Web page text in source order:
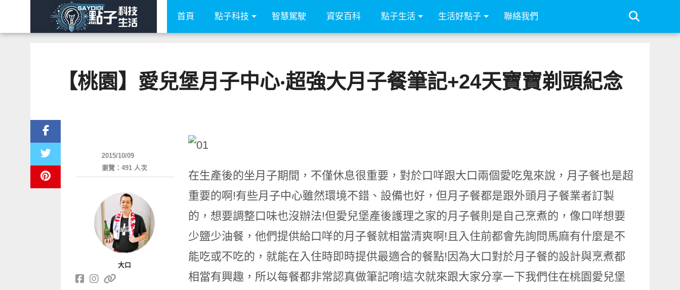
首頁 點子科技 智慧駕駛 資安百科 點子生活 生活好點子 聯絡我們
【桃園】愛兒堡月子中心‧超強大月子餐筆記+24天寶寶剃頭紀念
在生產後的坐月子期間，不僅休息很重要，對於口咩跟大口兩個愛吃鬼來說，月子餐也是超
重要的啊!有些月子中心雖然環境不錯、設備也好，但月子餐都是跟外頭月子餐業者訂製
的，想要調整口味也沒辦法!但愛兒堡產後護理之家的月子餐則是自己烹煮的，像口咩想要
少鹽少油餐，他們提供給口咩的月子餐就相當清爽啊!且入住前都會先詢問馬麻有什麼是不
能吃或不吃的，就能在入住時即時提供最適合的餐點!因為大口對於月子餐的設計與烹煮都
相當有興趣，所以每餐都非常認真做筆記唷!這次就來跟大家分享一下我們住在桃園愛兒堡
2015/10/09
瀏覽：491 人次
大口